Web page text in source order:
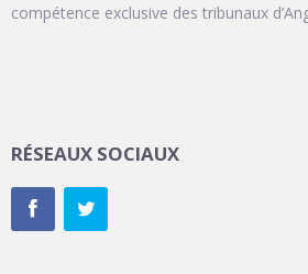
compétence exclusive des tribunaux
RÉSEAUX SOCIAUX